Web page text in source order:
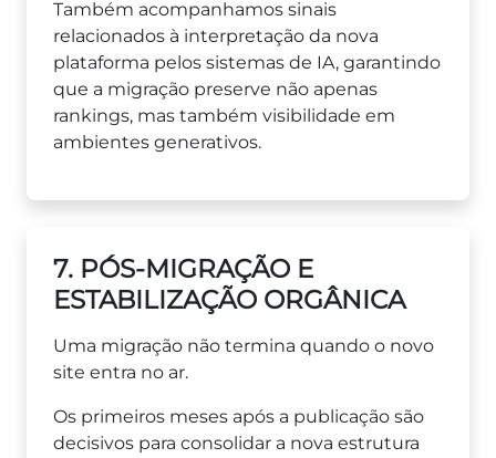
Também acompanhamos sinais
relacionados à interpretação da nova
plataforma pelos sistemas de IA, garantindo
que a migração preserve não apenas
rankings, mas também visibilidade em
ambientes generativos.
7. PÓS-MIGRAÇÃO E
ESTABILIZAÇÃO ORGÂNICA
Uma migração não termina quando o novo
site entra no ar.
Os primeiros meses após a publicação são
decisivos para consolidar a nova estrutura